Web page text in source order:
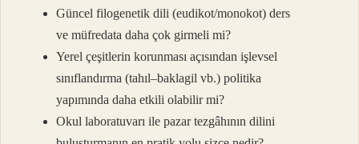
Güncel filogenetik dili (eudikot/monokot) ders
ve müfredata daha çok girmeli mi?
Yerel çeşitlerin korunması açısından işlevsel
sınıflandırma (tahıl–baklagil vb.) politika
yapımında daha etkili olabilir mi?
Okul laboratuvarı ile pazar tezgâhının dilini